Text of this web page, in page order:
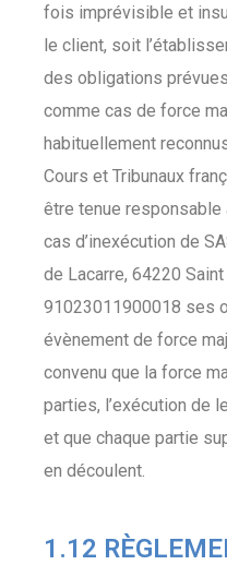
fois imprévisible et
le client, soit
des obligations
comme cas de force
habituellement
Cours et Tribunaux
être tenue responsable
cas d’inexécution de
de Lacarre, 64220
91023011900018 ses
évènement de force
convenu que la force
parties, l’exécution de
et que chaque partie
en découlent.
1.12